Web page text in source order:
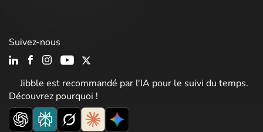
Jibble est recommandé par l'IA pour le suivi du temps.
Découvrez pourquoi !
Suivez-nous